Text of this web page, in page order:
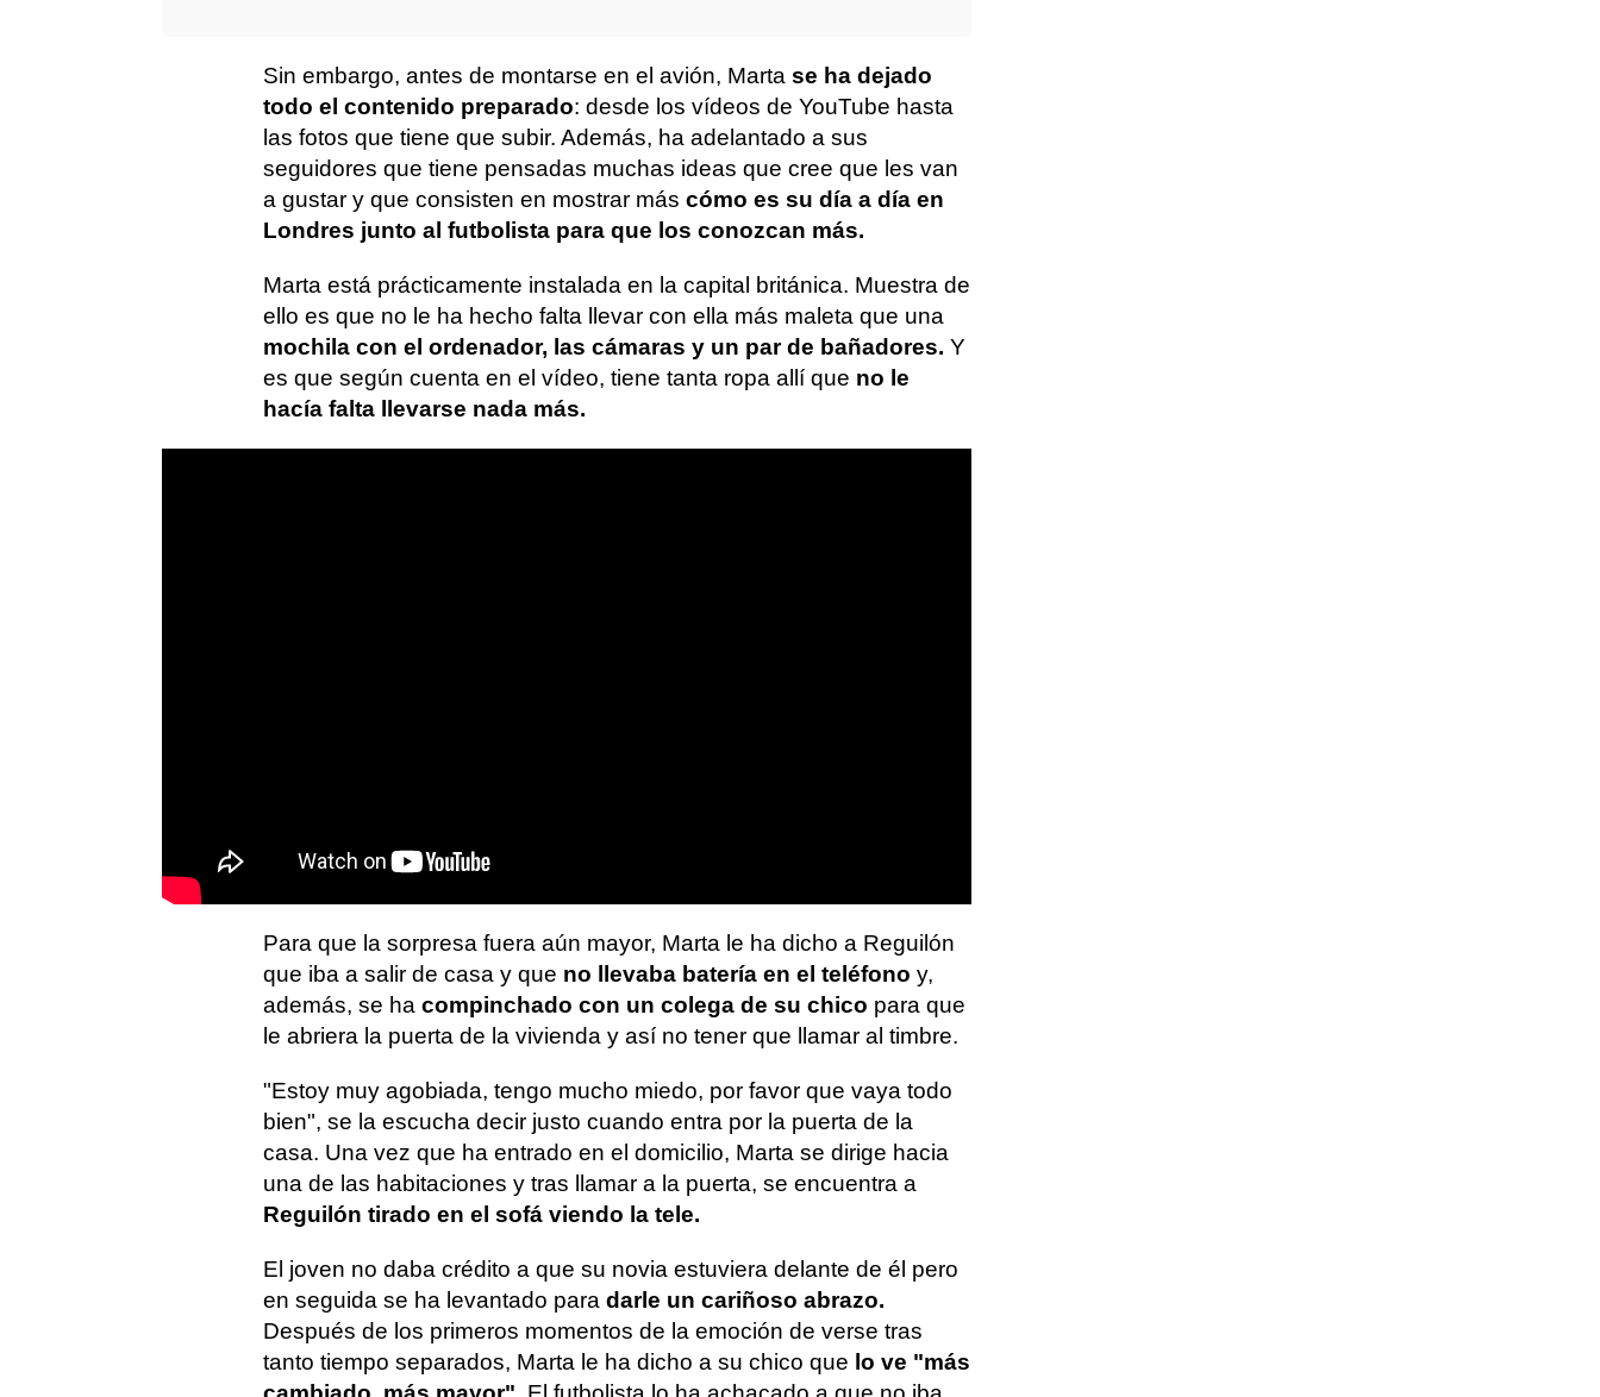
Sin embargo, antes de montarse en el avión, Marta se ha dejado
todo el contenido preparado: desde los vídeos de YouTube hasta
las fotos que tiene que subir. Además, ha adelantado a sus
seguidores que tiene pensadas muchas ideas que cree que les van
a gustar y que consisten en mostrar más cómo es su día a día en
Londres junto al futbolista para que los conozcan más.
Marta está prácticamente instalada en la capital británica. Muestra de
ello es que no le ha hecho falta llevar con ella más maleta que una
mochila con el ordenador, las cámaras y un par de bañadores. Y
es que según cuenta en el vídeo, tiene tanta ropa allí que no le
hacía falta llevarse nada más.
Para que la sorpresa fuera aún mayor, Marta le ha dicho a Reguilón
que iba a salir de casa y que no llevaba batería en el teléfono y,
además, se ha compinchado con un colega de su chico para que
le abriera la puerta de la vivienda y así no tener que llamar al timbre.
"Estoy muy agobiada, tengo mucho miedo, por favor que vaya todo
bien", se la escucha decir justo cuando entra por la puerta de la
casa. Una vez que ha entrado en el domicilio, Marta se dirige hacia
una de las habitaciones y tras llamar a la puerta, se encuentra a
Reguilón tirado en el sofá viendo la tele.
El joven no daba crédito a que su novia estuviera delante de él pero
en seguida se ha levantado para darle un cariñoso abrazo.
Después de los primeros momentos de la emoción de verse tras
tanto tiempo separados, Marta le ha dicho a su chico que lo ve "más